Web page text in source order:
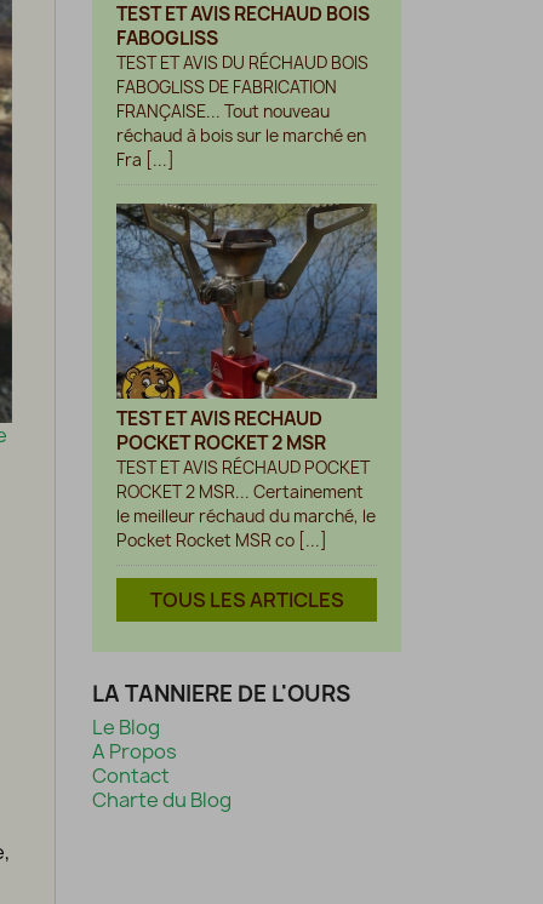
TEST ET AVIS RECHAUD BOIS
FABOGLISS
TEST ET AVIS DU RÉCHAUD BOIS
FABOGLISS DE FABRICATION
FRANÇAISE... Tout nouveau
réchaud à bois sur le marché en
Fra [...]
TEST ET AVIS RECHAUD
POCKET ROCKET 2 MSR
TEST ET AVIS RÉCHAUD POCKET
ROCKET 2 MSR... Certainement
le meilleur réchaud du marché, le
Pocket Rocket MSR co [...]
TOUS LES ARTICLES
LA TANNIERE DE L'OURS
Le Blog
A Propos
Contact
Charte du Blog